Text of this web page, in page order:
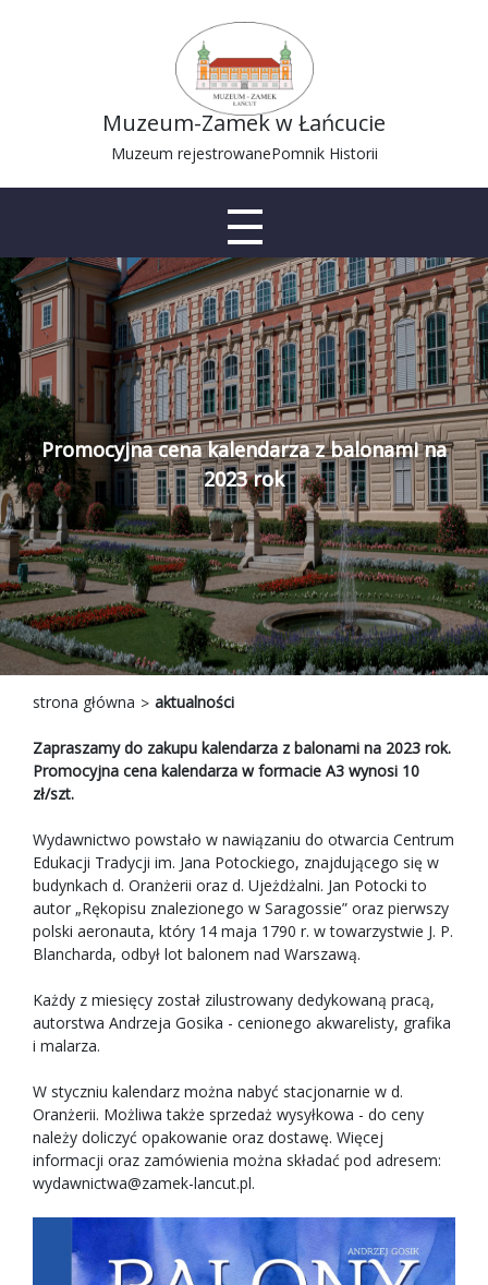
Muzeum-Zamek w Łańcucie
Muzeum rejestrowanePomnik Historii
Promocyjna cena kalendarza z balonami na
2023 rok
strona główna aktualności
Zapraszamy do zakupu kalendarza z balonami na 2023 rok.
Promocyjna cena kalendarza w formacie A3 wynosi 10
zł/szt.
Wydawnictwo powstało w nawiązaniu do otwarcia Centrum
Edukacji Tradycji im. Jana Potockiego, znajdującego się w
budynkach d. Oranżerii oraz d. Ujeżdżalni. Jan Potocki to
autor „Rękopisu znalezionego w Saragossie” oraz pierwszy
polski aeronauta, który 14 maja 1790 r. w towarzystwie J. P.
Blancharda, odbył lot balonem nad Warszawą.
Każdy z miesięcy został zilustrowany dedykowaną pracą,
autorstwa Andrzeja Gosika - cenionego akwarelisty, grafika
i malarza.
W styczniu kalendarz można nabyć stacjonarnie w d.
Oranżerii. Możliwa także sprzedaż wysyłkowa - do ceny
należy doliczyć opakowanie oraz dostawę. Więcej
informacji oraz zamówienia można składać pod adresem:
wydawnictwa@zamek-lancut.pl.